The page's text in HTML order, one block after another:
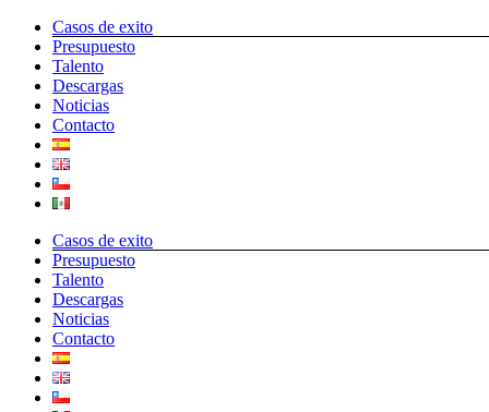
Skip
content
linkedin
twitter
Email
Casos de exito
Presupuesto
Talento
Descargas
Noticias
Contacto
Casos de exito
Presupuesto
Talento
Descargas
Noticias
Contacto